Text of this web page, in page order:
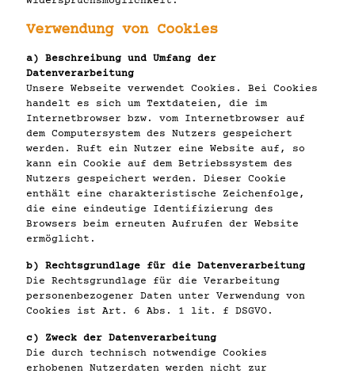
Verwendung von Cookies
a) Beschreibung und Umfang der
Datenverarbeitung
Unsere Webseite verwendet Cookies. Bei Cookies
handelt es sich um Textdateien, die im
Internetbrowser bzw. vom Internetbrowser auf
dem Computersystem des Nutzers gespeichert
werden. Ruft ein Nutzer eine Website auf, so
kann ein Cookie auf dem Betriebssystem des
Nutzers gespeichert werden. Dieser Cookie
enthält eine charakteristische Zeichenfolge,
die eine eindeutige Identifizierung des
Browsers beim erneuten Aufrufen der Website
ermöglicht.
b) Rechtsgrundlage für die Datenverarbeitung
Die Rechtsgrundlage für die Verarbeitung
personenbezogener Daten unter Verwendung von
Cookies ist Art. 6 Abs. 1 lit. f DSGVO.
c) Zweck der Datenverarbeitung
Die durch technisch notwendige Cookies
erhobenen Nutzerdaten werden nicht zur